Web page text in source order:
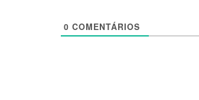
0 COMENTÁRIOS